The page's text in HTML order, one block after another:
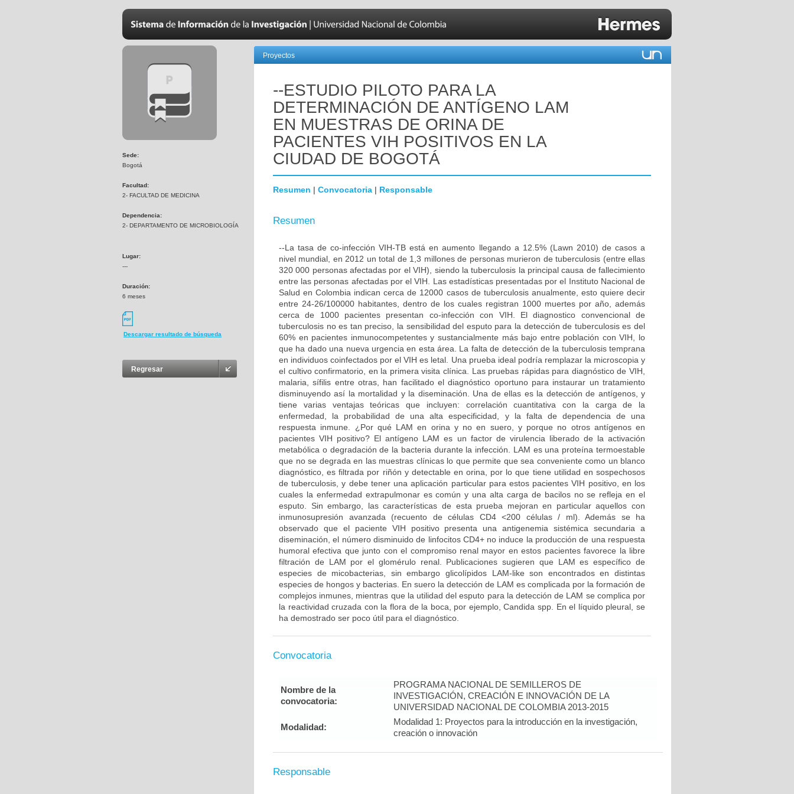
Sede:
Bogotá
Facultad:
2- FACULTAD DE MEDICINA
Dependencia:
2- DEPARTAMENTO DE MICROBIOLOGÍA
Lugar:
---
Duración:
6 meses
Descargar resultado de búsqueda
Regresar
Proyectos
--ESTUDIO PILOTO PARA LA
DETERMINACIÓN DE ANTÍGENO LAM
EN MUESTRAS DE ORINA DE
PACIENTES VIH POSITIVOS EN LA
CIUDAD DE BOGOTÁ
Resumen | Convocatoria | Responsable
Resumen
--La tasa de co-infección VIH-TB está en aumento llegando a 12.5% (Lawn 2010) de casos a
nivel mundial, en 2012 un total de 1,3 millones de personas murieron de tuberculosis (entre ellas
320 000 personas afectadas por el VIH), siendo la tuberculosis la principal causa de fallecimiento
entre las personas afectadas por el VIH. Las estadísticas presentadas por el Instituto Nacional de
Salud en Colombia indican cerca de 12000 casos de tuberculosis anualmente, esto quiere decir
entre 24-26/100000 habitantes, dentro de los cuales registran 1000 muertes por año, además
cerca de 1000 pacientes presentan co-infección con VIH. El diagnostico convencional de
tuberculosis no es tan preciso, la sensibilidad del esputo para la detección de tuberculosis es del
60% en pacientes inmunocompetentes y sustancialmente más bajo entre población con VIH, lo
que ha dado una nueva urgencia en esta área. La falta de detección de la tuberculosis temprana
en individuos coinfectados por el VIH es letal. Una prueba ideal podría remplazar la microscopia y
el cultivo confirmatorio, en la primera visita clínica. Las pruebas rápidas para diagnóstico de VIH,
malaria, sífilis entre otras, han facilitado el diagnóstico oportuno para instaurar un tratamiento
disminuyendo así la mortalidad y la diseminación. Una de ellas es la detección de antígenos, y
tiene varias ventajas teóricas que incluyen: correlación cuantitativa con la carga de la
enfermedad, la probabilidad de una alta especificidad, y la falta de dependencia de una
respuesta inmune. ¿Por qué LAM en orina y no en suero, y porque no otros antígenos en
pacientes VIH positivo? El antígeno LAM es un factor de virulencia liberado de la activación
metabólica o degradación de la bacteria durante la infección. LAM es una proteína termoestable
que no se degrada en las muestras clínicas lo que permite que sea conveniente como un blanco
diagnóstico, es filtrada por riñón y detectable en orina, por lo que tiene utilidad en sospechosos
de tuberculosis, y debe tener una aplicación particular para estos pacientes VIH positivo, en los
cuales la enfermedad extrapulmonar es común y una alta carga de bacilos no se refleja en el
esputo. Sin embargo, las características de esta prueba mejoran en particular aquellos con
inmunosupresión avanzada (recuento de células CD4 <200 células / ml). Además se ha
observado que el paciente VIH positivo presenta una antigenemia sistémica secundaria a
diseminación, el número disminuido de linfocitos CD4+ no induce la producción de una respuesta
humoral efectiva que junto con el compromiso renal mayor en estos pacientes favorece la libre
filtración de LAM por el glomérulo renal. Publicaciones sugieren que LAM es específico de
especies de micobacterias, sin embargo glicolípidos LAM-like son encontrados en distintas
especies de hongos y bacterias. En suero la detección de LAM es complicada por la formación de
complejos inmunes, mientras que la utilidad del esputo para la detección de LAM se complica por
la reactividad cruzada con la flora de la boca, por ejemplo, Candida spp. En el líquido pleural, se
ha demostrado ser poco útil para el diagnóstico.
Convocatoria
Nombre de la
convocatoria:
PROGRAMA NACIONAL DE SEMILLEROS DE
INVESTIGACIÓN, CREACIÓN E INNOVACIÓN DE LA
UNIVERSIDAD NACIONAL DE COLOMBIA 2013-2015
Modalidad:
Modalidad 1: Proyectos para la introducción en la investigación,
creación o innovación
Responsable